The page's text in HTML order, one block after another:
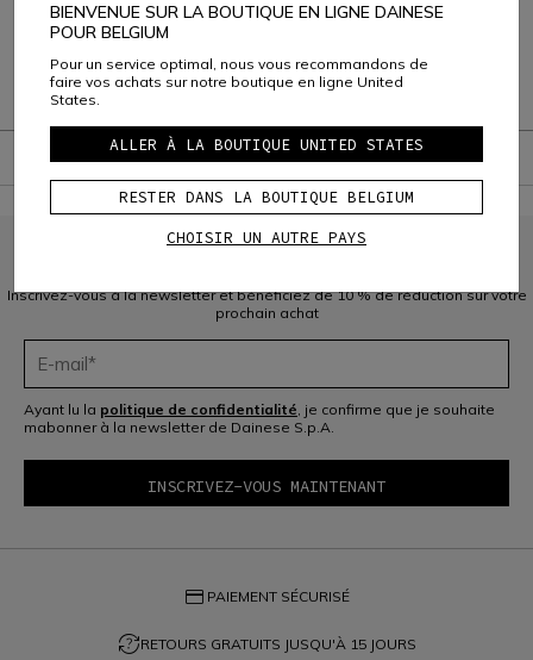
Garantie
Inscrivez-vous à la newsletter et bénéficiez de 10 % de réduction sur votre
prochain achat
Ayant lu la politique de confidentialité , je confirme que je souhaite
mabonner à la newsletter de Dainese S.p.A.
credit_card PAIEMENT SÉCURISÉ
question_exchangeRETOURS GRATUITS JUSQU'À 15 JOURS
BIENVENUE SUR LA BOUTIQUE EN LIGNE DAINESE
POUR BELGIUM
Pour un service optimal, nous vous recommandons de
faire vos achats sur notre boutique en ligne United
States.
ALLER À LA BOUTIQUE UNITED STATES
RESTER DANS LA BOUTIQUE BELGIUM
CHOISIR UN AUTRE PAYS